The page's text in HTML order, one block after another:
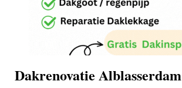
Dakrenovatie Alblasserdam